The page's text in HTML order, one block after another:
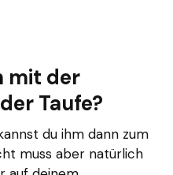
mit der
Taufe?
du ihm dann zum
muss aber natürlich